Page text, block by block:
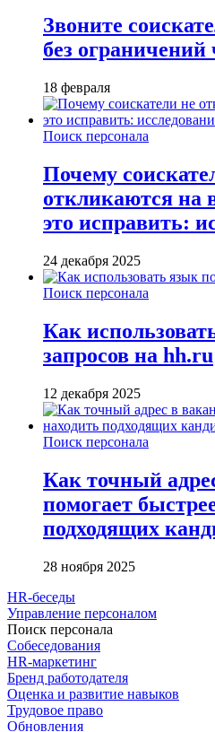
Звоните
без ограничений
18 февраля
Поиск персонала
Почему
откликаются на
это исправить:
24 декабря 2025
Поиск персонала
Как
запросов на hh.ru
12 декабря 2025
Поиск персонала
Как точный
помогает
подходящих
28 ноября 2025
HR-беседы
Управление персоналом
Поиск персонала
Собеседования
HR-маркетинг
Бренд работодателя
Оценка и развитие навыков
Трудовое право
Обновления